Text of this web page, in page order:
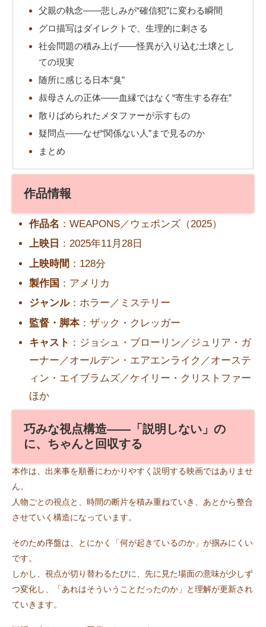
父親の執念――悲しみが“確信犯”に変わる瞬間
グロ描写はダイレクトで、生理的に刺さる
社会問題の積み上げ――怪異が入り込む土壌とし
ての現実
随所に感じる日本“臭”
叔母さんの正体――血縁ではなく“寄生する存在”
散りばめられたメタファーが示すもの
疑問点――なぜ“関係ない人”まで見るのか
まとめ
作品情報
作品名 ：WEAPONS／ウェポンズ（2025）
上映日 ：2025年11月28日
上映時間 ：128分
製作国 ：アメリカ
ジャンル：ホラー／ミステリー
監督・脚本：ザック・クレッガー
キャスト ：ジョシュ・ブローリン／ジュリア・ガ
ーナー／オールデン・エアエンライク／オーステ
ィン・エイブラムズ／ケイリー・クリストファー
ほか
巧みな視点構造――「説明しない」の
に、ちゃんと回収する
本作は、出来事を順番にわかりやすく説明する映画ではありませ
ん。
人物ごとの視点と、時間の断片を積み重ねていき、あとから整合
させていく構造になっています。
そのため序盤は、とにかく「何が起きているのか」が掴みにくい
です。
しかし、視点が切り替わるたびに、先に見た場面の意味が少しず
つ変化し、「あれはそういうことだったのか」と理解が更新され
ていきます。